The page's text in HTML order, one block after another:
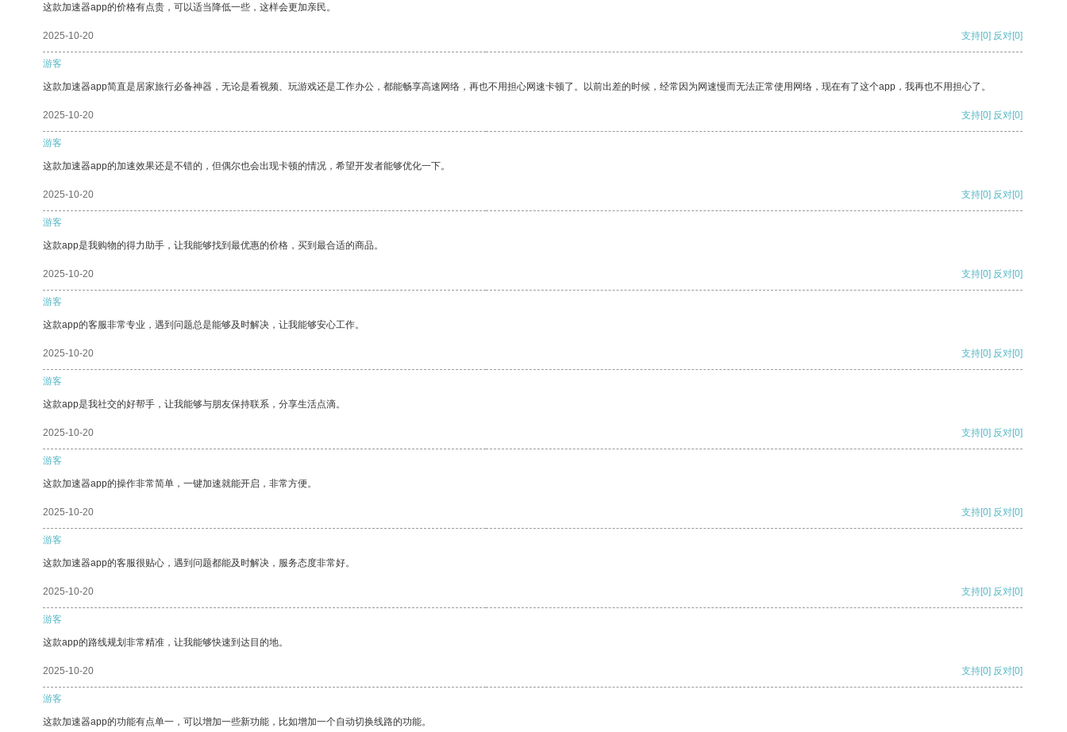
这款加速器app的价格有点贵，可以适当降低一些，这样会更加亲民。
2025-10-20 支持[0] 反对[0]
游客
这款加速器app简直是居家旅行必备神器，无论是看视频、玩游戏还是工作办公，都能畅享高速网络，再也不用担心网速卡顿了。以前出差的时候，经常因为网速慢而无法正常使用网络，现在有了这个app，我再也不用担心了。
2025-10-20 支持[0] 反对[0]
游客
这款加速器app的加速效果还是不错的，但偶尔也会出现卡顿的情况，希望开发者能够优化一下。
2025-10-20 支持[0] 反对[0]
游客
这款app是我购物的得力助手，让我能够找到最优惠的价格，买到最合适的商品。
2025-10-20 支持[0] 反对[0]
游客
这款app的客服非常专业，遇到问题总是能够及时解决，让我能够安心工作。
2025-10-20 支持[0] 反对[0]
游客
这款app是我社交的好帮手，让我能够与朋友保持联系，分享生活点滴。
2025-10-20 支持[0] 反对[0]
游客
这款加速器app的操作非常简单，一键加速就能开启，非常方便。
2025-10-20 支持[0] 反对[0]
游客
这款加速器app的客服很贴心，遇到问题都能及时解决，服务态度非常好。
2025-10-20 支持[0] 反对[0]
游客
这款app的路线规划非常精准，让我能够快速到达目的地。
2025-10-20 支持[0] 反对[0]
游客
这款加速器app的功能有点单一，可以增加一些新功能，比如增加一个自动切换线路的功能。